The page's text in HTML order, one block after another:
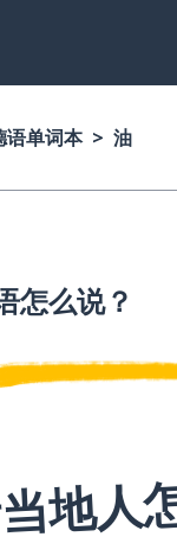
语单词本 油
怎么说？
地人